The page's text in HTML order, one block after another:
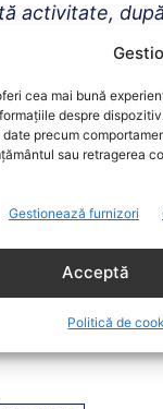
cea mai bună
despre
date precum
sau retragerea
Gestionează furnizori
Acceptă
Politică de
activitate,
Parchetul
fix şeful
şi jumătate
s-a dovedit a fi
dvs..
o pensie mare,
CCR